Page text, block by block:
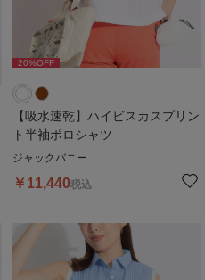
20%OFF
【吸水速乾】ハイビスカスプリン
ト半袖ポロシャツ
ジャックバニー
￥ 11,440税込